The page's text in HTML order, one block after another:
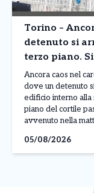
Torino –
detenuto si
terzo piano.
Ancora caos nel
dove un detenuto
edificio interno
piano del cortile
avvenuto nella
ancora stati […]
05/08/2026